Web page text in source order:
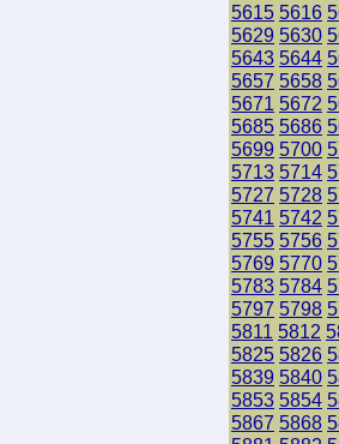
5615 5616
5629 5630
5643 5644
5657 5658
5671 5672
5685 5686
5699 5700
5713 5714
5727 5728
5741 5742
5755 5756
5769 5770
5783 5784
5797 5798
5811 5812
5825 5826
5839 5840
5853 5854
5867 5868